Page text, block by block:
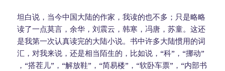
坦白说，当今中国大陆的作家，我读的也不多；只是略略
读了一点莫言，余华，刘震云，韩寒，冯唐，苏童。这还
是我第一次认真读完的大陆小说。书中许多大陆惯用的词
汇，对我来说，还是相当陌生的，比如说，“科”，“挪动”
，“搭茬儿”，“解放鞋”，“简易楼”，“软卧车票”，“内部书